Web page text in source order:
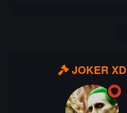
JOKER XD